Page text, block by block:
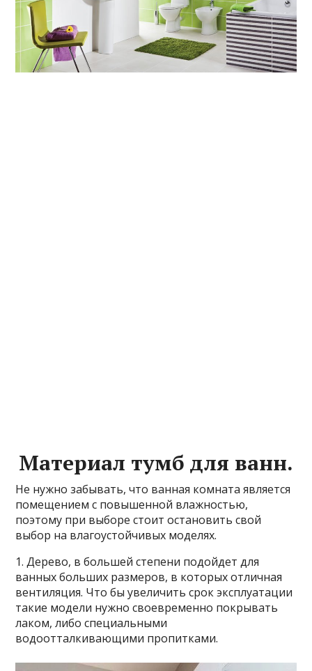
Материал тумб для ванн.
Не нужно забывать, что ванная комната является
помещением с повышенной влажностью,
поэтому при выборе стоит остановить свой
выбор на влагоустойчивых моделях.
1. Дерево, в большей степени подойдет для
ванных больших размеров, в которых отличная
вентиляция. Что бы увеличить срок эксплуатации
такие модели нужно своевременно покрывать
лаком, либо специальными
водоотталкивающими пропитками.